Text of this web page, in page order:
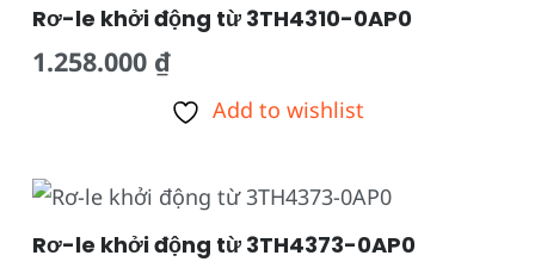
Rơ-le khởi động từ 3TH4310-0AP0
1.258.000 ₫
Add to wishlist
Rơ-le khởi động từ 3TH4373-0AP0